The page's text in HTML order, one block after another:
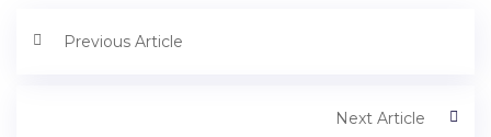
Previous Article
Next Article